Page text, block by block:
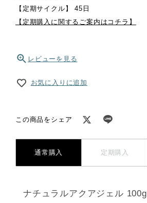
【定期サイクル】 45日
【定期購入に関するご案内はコチラ】
レビューを見る
お気に入りに追加
この商品をシェア
通常購入 定期購入
ナチュラルアクアジェル 100g